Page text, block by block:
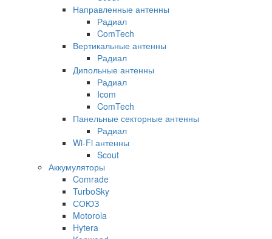
Направленные антенны
Радиал
ComTech
Вертикальные антенны
Радиал
Дипольные антенны
Радиал
Icom
ComTech
Панельные секторные антенны
Радиал
Wi-Fi антенны
Scout
Аккумуляторы
Comrade
TurboSky
СОЮЗ
Motorola
Hytera